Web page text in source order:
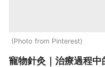
Photo from Pinterest
寵物針灸｜治療過程中